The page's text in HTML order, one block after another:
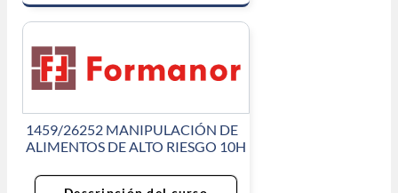
1459/26252 MANIPULACIÓN DE
ALIMENTOS DE ALTO RIESGO 10H